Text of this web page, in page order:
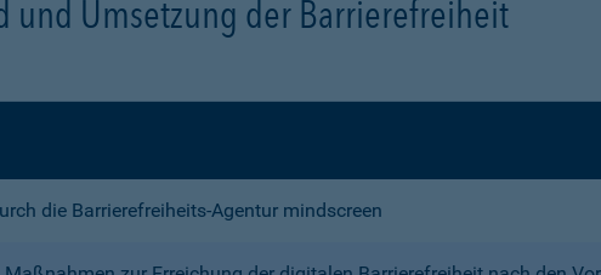
und Umsetzung der Barrierefreiheit
die Barrierefreiheits-Agentur mindscreen